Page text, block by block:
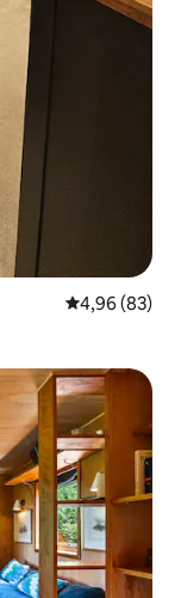
4,96 (83)